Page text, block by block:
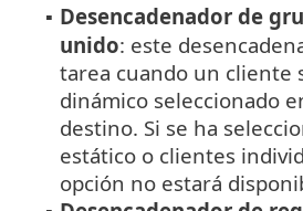
▪ Desencadenador de
unido: este
tarea cuando un cliente
dinámico seleccionado
destino. Si se ha
estático o clientes
opción no estará